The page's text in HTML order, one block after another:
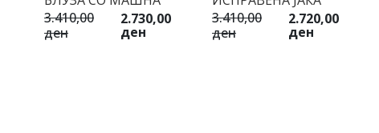
3.410,00
ден
2.730,00
ден
3.410,00
ден
2.720,00
ден